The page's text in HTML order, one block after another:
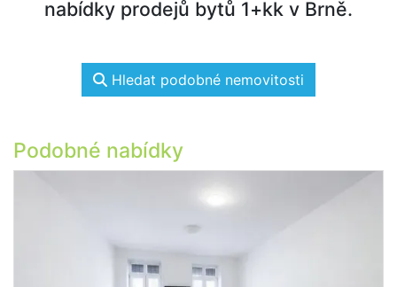
nabídky prodejů bytů 1+kk v Brně.
Hledat podobné nemovitosti
Podobné nabídky